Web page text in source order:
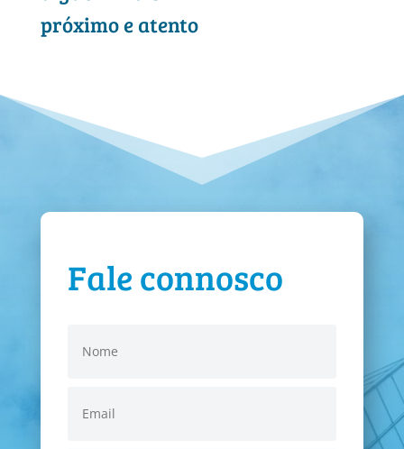
próximo e atento
Fale connosco